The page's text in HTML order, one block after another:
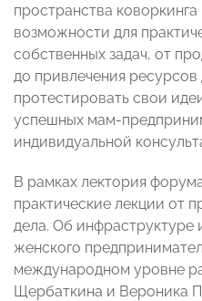
пространства
возможности для
собственных задач, от
до привлечения ресурсов
протестировать свои
успешных мам-
индивидуальной
В рамках лектория
практические лекции от
дела. Об инфраструктуре
женского
международном уровне
Щербаткина и Вероника